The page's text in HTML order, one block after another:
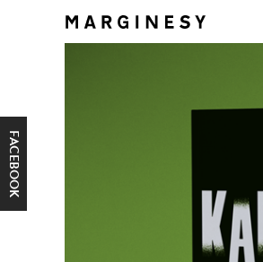
FACEBOOK